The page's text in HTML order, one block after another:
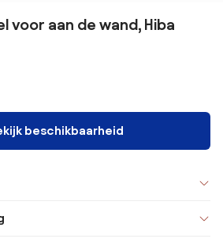
voor aan de wand, Hiba
beschikbaarheid